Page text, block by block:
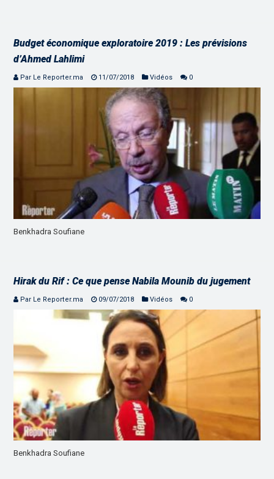
Budget économique exploratoire 2019 : Les prévisions
d’Ahmed Lahlimi
Par Le Reporter.ma 11/07/2018 Vidéos 0
Benkhadra Soufiane
Hirak du Rif : Ce que pense Nabila Mounib du jugement
Par Le Reporter.ma 09/07/2018 Vidéos 0
Benkhadra Soufiane